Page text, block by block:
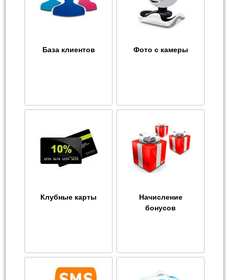
База клиентов Фото с камеры
Клубные карты
Начисление
бонусов